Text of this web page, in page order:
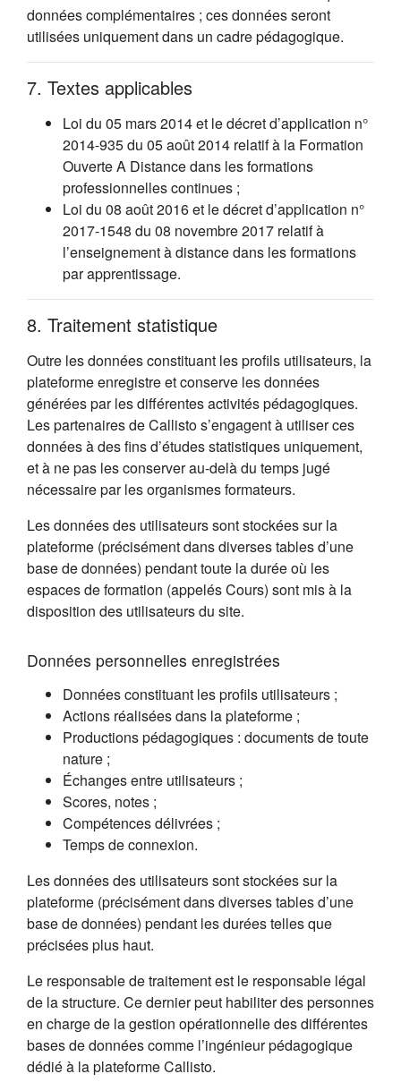
données complémentaires ; ces données seront
utilisées uniquement dans un cadre pédagogique.
7. Textes applicables
Loi du 05 mars 2014 et le décret d’application n°
2014-935 du 05 août 2014 relatif à la Formation
Ouverte A Distance dans les formations
professionnelles continues ;
Loi du 08 août 2016 et le décret d’application n°
2017-1548 du 08 novembre 2017 relatif à
l’enseignement à distance dans les formations
par apprentissage.
8. Traitement statistique
Outre les données constituant les profils utilisateurs, la
plateforme enregistre et conserve les données
générées par les différentes activités pédagogiques.
Les partenaires de Callisto s’engagent à utiliser ces
données à des fins d’études statistiques uniquement,
et à ne pas les conserver au-delà du temps jugé
nécessaire par les organismes formateurs.
Les données des utilisateurs sont stockées sur la
plateforme (précisément dans diverses tables d’une
base de données) pendant toute la durée où les
espaces de formation (appelés Cours) sont mis à la
disposition des utilisateurs du site.
Données personnelles enregistrées
Données constituant les profils utilisateurs ;
Actions réalisées dans la plateforme ;
Productions pédagogiques : documents de toute
nature ;
Échanges entre utilisateurs ;
Scores, notes ;
Compétences délivrées ;
Temps de connexion.
Les données des utilisateurs sont stockées sur la
plateforme (précisément dans diverses tables d’une
base de données) pendant les durées telles que
précisées plus haut.
Le responsable de traitement est le responsable légal
de la structure. Ce dernier peut habiliter des personnes
en charge de la gestion opérationnelle des différentes
bases de données comme l’ingénieur pédagogique
dédié à la plateforme Callisto.